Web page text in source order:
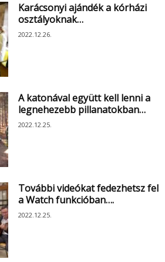
Karácsonyi ajándék a kórházi
osztályoknak…
2022.12.26.
A katonával együtt kell lenni a
legnehezebb pillanatokban…
2022.12.25.
További videókat fedezhetsz fel
a Watch funkcióban….
2022.12.25.